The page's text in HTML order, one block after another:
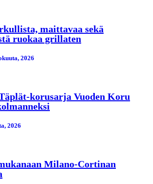
maittavaa sekä
ruokaa grillaten
2026
korusarja Vuoden Koru
2026
Milano-Cortinan